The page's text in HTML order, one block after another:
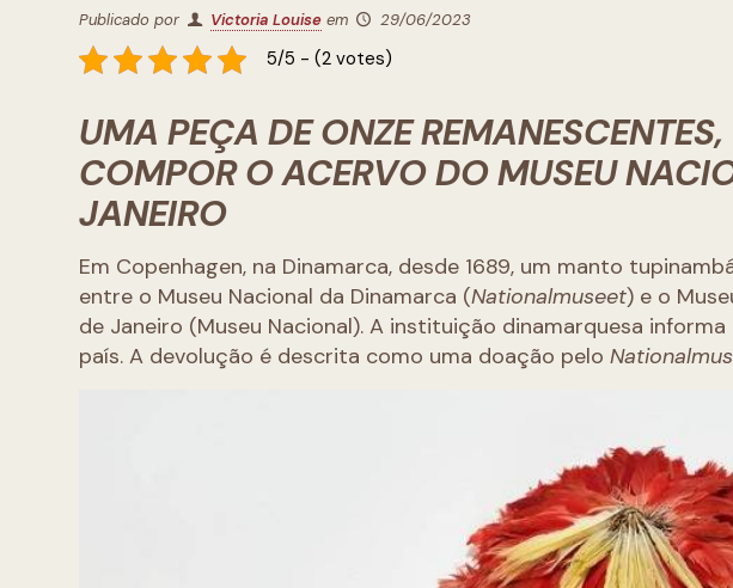
Publicado por Victoria Louise em 29/06/2023
5/5 - (2 votes)
UMA PEÇA DE ONZE
COMPOR O ACERVO DO MUSEU
JANEIRO
Em Copenhagen, na Dinamarca, desde 1689, um manto
entre o Museu Nacional da Dinamarca (Nationalmuseet) e o
de Janeiro (Museu Nacional). A instituição dinamarquesa
país. A devolução é descrita como uma doação pelo